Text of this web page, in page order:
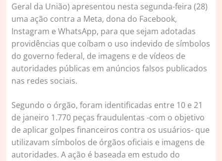
Geral da União) apresentou nesta segunda-feira (28)
uma ação contra a Meta, dona do Facebook,
Instagram e WhatsApp, para que sejam adotadas
providências que coíbam o uso indevido de símbolos
do governo federal, de imagens e de vídeos de
autoridades públicas em anúncios falsos publicados
nas redes sociais.
Segundo o órgão, foram identificadas entre 10 e 21
de janeiro 1.770 peças fraudulentas -com o objetivo
de aplicar golpes financeiros contra os usuários- que
utilizavam símbolos de órgãos oficiais e imagens de
autoridades. A ação é baseada em estudo do